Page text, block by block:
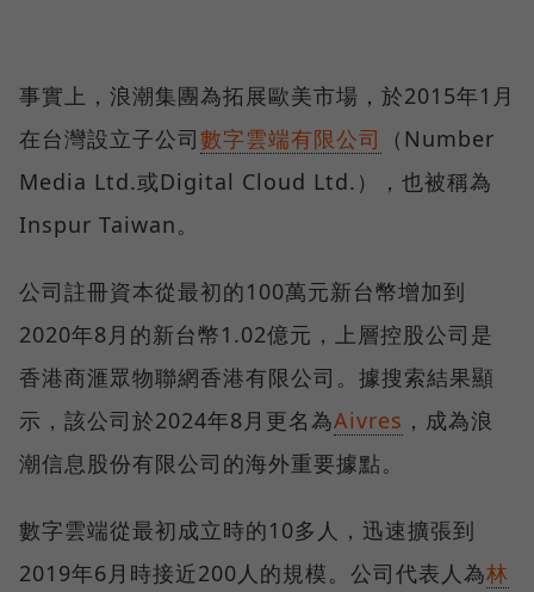
事實上，浪潮集團為拓展歐美市場，於2015年1月
在台灣設立子公司數字雲端有限公司
（Number
Media Ltd.或Digital Cloud Ltd.），也被稱為
Inspur Taiwan。
公司註冊資本從最初的100萬元新台幣增加到
2020年8月的新台幣1.02億元，上層控股公司是
香港商滙眾物聯網香港有限公司。據搜索結果顯
示，該公司於2024年8月更名為Aivres ，成為浪
潮信息股份有限公司的海外重要據點。
數字雲端從最初成立時的10多人，迅速擴張到
2019年6月時接近200人的規模。公司代表人為林